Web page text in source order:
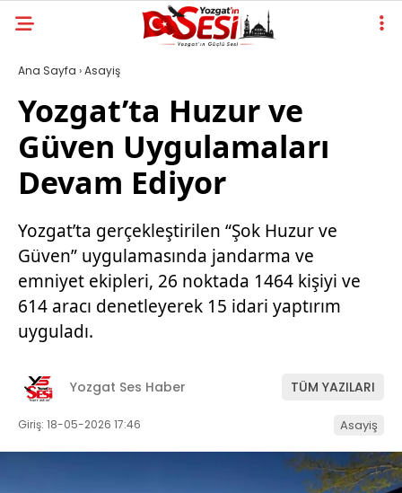
Ana Sayfa ›Asayiş
Yozgat’ta Huzur ve
Güven Uygulamaları
Devam Ediyor
Yozgat’ta gerçekleştirilen “Şok Huzur ve
Güven” uygulamasında jandarma ve
emniyet ekipleri, 26 noktada 1464 kişiyi ve
614 aracı denetleyerek 15 idari yaptırım
uyguladı.
Yozgat Ses Haber TÜM YAZILARI
Giriş: 18-05-2026 17:46 Asayiş